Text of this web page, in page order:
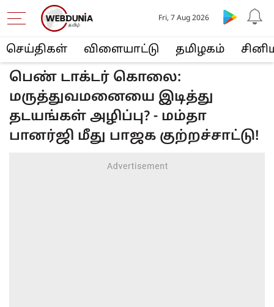
செய்திகள் விளையா‌ட்டு த‌மிழக‌ம்
Fri, 7 Aug 2026
பெண் டாக்டர் கொலை:
மருத்துவமனையை இடித்து
தடயங்கள் அழிப்பு? - மம்தா
பானர்ஜி மீது பாஜக குற்றச்சாட்டு!